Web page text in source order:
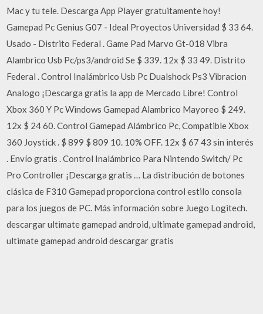
Mac y tu tele. Descarga App Player gratuitamente hoy!
Gamepad Pc Genius G07 - Ideal Proyectos Universidad $ 33 64.
Usado - Distrito Federal . Game Pad Marvo Gt-018 Vibra
Alambrico Usb Pc/ps3/android Se $ 339. 12x $ 33 49. Distrito
Federal . Control Inalámbrico Usb Pc Dualshock Ps3 Vibracion
Analogo ¡Descarga gratis la app de Mercado Libre! Control
Xbox 360 Y Pc Windows Gamepad Alambrico Mayoreo $ 249.
12x $ 24 60. Control Gamepad Alámbrico Pc, Compatible Xbox
360 Joystick . $ 899 $ 809 10. 10% OFF. 12x $ 67 43 sin interés
. Envío gratis . Control Inalámbrico Para Nintendo Switch/ Pc
Pro Controller ¡Descarga gratis … La distribución de botones
clásica de F310 Gamepad proporciona control estilo consola
para los juegos de PC. Más información sobre Juego Logitech.
descargar ultimate gamepad android, ultimate gamepad android,
ultimate gamepad android descargar gratis